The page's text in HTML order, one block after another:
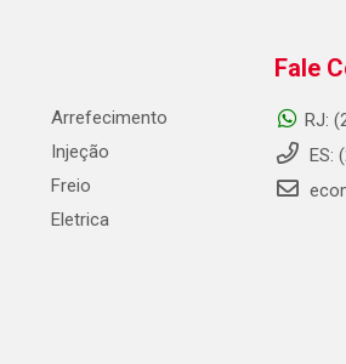
Arrefecimento
Injeção
Freio
Eletrica
Fale
RJ:
ES: